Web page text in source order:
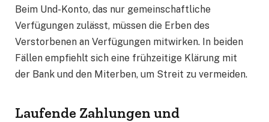
Beim Und-Konto, das nur gemeinschaftliche
Verfügungen zulässt, müssen die Erben des
Verstorbenen an Verfügungen mitwirken. In beiden
Fällen empfiehlt sich eine frühzeitige Klärung mit
der Bank und den Miterben, um Streit zu vermeiden.
Laufende Zahlungen und